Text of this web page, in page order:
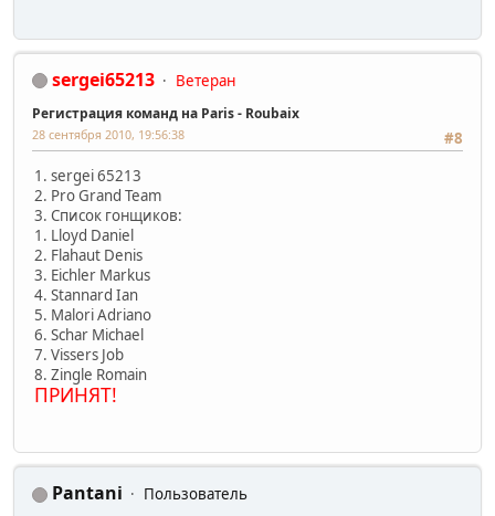
sergei65213 Ветеран
Регистрация команд на Paris - Roubaix
#8
28 сентября 2010, 19:56:38
1. sergei 65213
2. Pro Grand Team
3. Список гонщиков:
1. Lloyd Daniel
2. Flahaut Denis
3. Eichler Markus
4. Stannard Ian
5. Malori Adriano
6. Schar Michael
7. Vissers Job
8. Zingle Romain
ПРИНЯТ!
Pantani Пользователь